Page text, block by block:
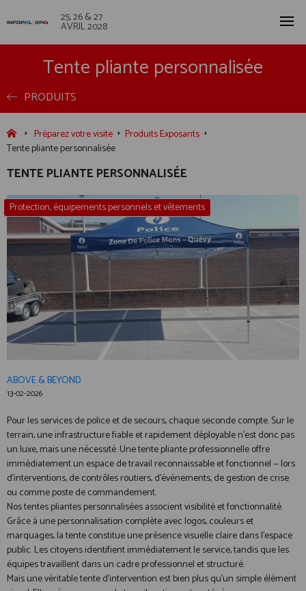
25, 26 & 27
AVRIL 2028
Tente pliante personnalisée
PRODUITS
Préparez votre visite
Produits Exposants
Tente pliante personnalisée
TENTE PLIANTE PERSONNALISÉE
Protection, équipements personnels et vêtements
ABOVE & BEYOND
13-02-2026
Pour les services de police et de secours, chaque seconde compte. Sur le
terrain, une infrastructure fiable et rapidement déployable n’est donc pas
un luxe, mais une nécessité. Une tente pliante professionnelle offre
immédiatement un espace de travail reconnaissable et fonctionnel — lors
d’interventions, de contrôles routiers, d’événements, de gestion de crise
ou comme poste de commandement.
Nos tentes pliantes personnalisées associent visibilité et fonctionnalité.
Grâce à une personnalisation complète avec logos, couleurs et
marquages, la tente constitue une présence visuelle claire dans l’espace
public. Les citoyens identifient immédiatement le service, tandis que les
équipes travaillent dans un cadre professionnel et structuré.
Mais une véritable tente d’intervention est bien plus qu’un simple élément